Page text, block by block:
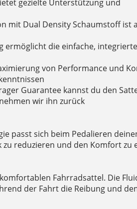
gezielte Unterstützung und
mit Dual Density Schaumstoff ist
ermöglicht die einfache, integrierte
von Performance und
Guarantee kannst du den
wir ihn zurück
passt sich beim Pedalieren
zu reduzieren und den Komfort zu
Fahrradsattel. Die
der Fahrt die Reibung und